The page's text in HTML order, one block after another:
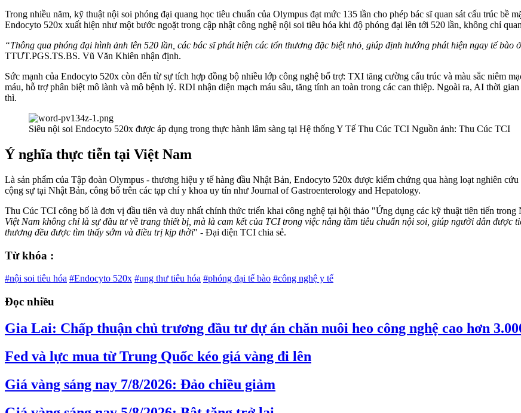
Trong nhiều năm, kỹ thuật nội soi phóng đại quang học tiêu chuẩn của Olympus đạt mức 135 lần cho phép bác sĩ quan sát cấu trúc bề
Endocyto 520x xuất hiện như một bước ngoặt trong cập nhật công nghệ nội soi tiêu hóa khi độ phóng đại lên tới 520 lần, không chỉ
“Thông qua phóng đại hình ảnh lên 520 lần, các bác sĩ phát hiện các tổn thương đặc biệt nhỏ, giúp định hướng phát hiện ngay tế
TTƯT.PGS.TS.BS. Vũ Văn Khiên nhận định.
Sức mạnh của Endocyto 520x còn đến từ sự tích hợp đồng bộ nhiều lớp công nghệ bổ trợ: TXI tăng cường cấu trúc và màu sắc niêm
máu, hỗ trợ phân biệt mô lành và mô bệnh lý. RDI nhận diện mạch máu sâu, tăng tính an toàn trong các can thiệp. Ngoài ra, AI thời
thì.
Siêu nội soi Endocyto 520x được áp dụng trong thực hành lâm sàng tại Hệ thống Y Tế Thu Cúc TCI Nguồn ảnh: Thu Cúc TCI
Ý nghĩa thực tiễn tại Việt Nam
Là sản phẩm của Tập đoàn Olympus - thương hiệu y tế hàng đầu Nhật Bản, Endocyto 520x được kiểm chứng qua hàng loạt nghiên
cộng sự tại Nhật Bản, công bố trên các tạp chí y khoa uy tín như Journal of Gastroenterology and Hepatology.
Thu Cúc TCI công bố là đơn vị đầu tiên và duy nhất chính thức triển khai công nghệ tại hội thảo "Ứng dụng các kỹ thuật tiên tiến
Việt Nam không chỉ là sự đầu tư về trang thiết bị, mà là cam kết của TCI trong việc nâng tầm tiêu chuẩn nội soi, giúp người dân được
thương đều được tìm thấy sớm và điều trị kịp thời" - Đại diện TCI chia sẻ.
Từ khóa :
#nội soi tiêu hóa #Endocyto 520x #ung thư tiêu hóa #phóng đại tế bào #công nghệ y tế
Đọc nhiều
Gia Lai: Chấp thuận chủ trương đầu tư dự án chăn nuôi heo công nghệ cao hơn
Fed và lực mua từ Trung Quốc kéo giá vàng đi lên
Giá vàng sáng nay 7/8/2026: Đảo chiều giảm